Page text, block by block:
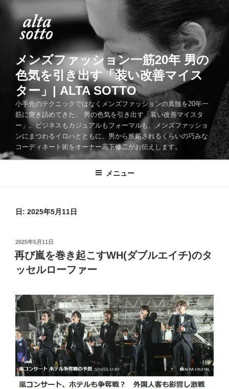
メンズファッション一筋20年 男の
色気を引き出す「装い改善マイス
ター」| ALTA SOTTO
小手先のテクニックではなくメンズファッションの真髄を20年一
筋に突き詰めてきた、 男の色気を引き出す「装い改善マイスタ
ー」。ビジネスもカジュアルもフォーマルも、メンズファッショ
ンにまつわるイロハとともに、男から嫉妬されるくらいの巧みな
コーディネート術をオーナー高下修二がお伝えします。
メニュー
日: 2025年5月11日
投
稿
日:
2025年5月11日
再び嵐を巻き起こすWH(ダブルエイチ)のタ
ッセルローファー